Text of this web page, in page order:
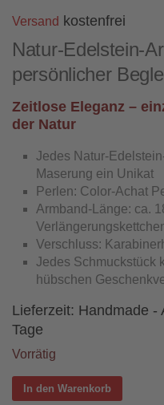
Versand kostenfrei
Natur-Edelstein-
persönlicher
Zeitlose Eleganz –
der Natur
Jedes Natur-
Maserung ein Unikat
Perlen: Color-Achat
Armband-Länge: ca.
Verschluss:
Jedes Schmuckstück
hübschen
Lieferzeit: Handmade -
Tage
Vorrätig
In den Warenkorb